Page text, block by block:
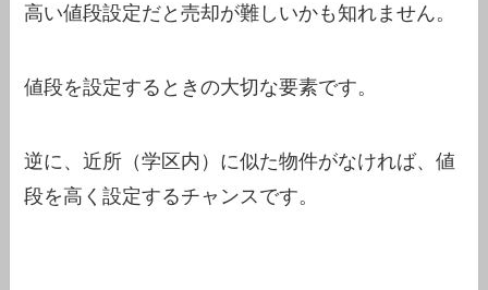
高い値段設定だと売却が難しいかも知れません。
値段を設定するときの大切な要素です。
逆に、近所（学区内）に似た物件がなければ、値
段を高く設定するチャンスです。